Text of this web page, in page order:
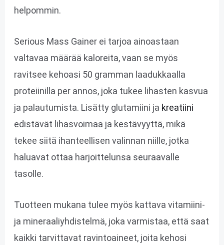
helpommin.
Serious Mass Gainer ei tarjoa ainoastaan
valtavaa määrää kaloreita, vaan se myös
ravitsee kehoasi 50 gramman laadukkaalla
proteiinilla per annos, joka tukee lihasten kasvua
ja palautumista. Lisätty glutamiini ja kreatiini
edistävät lihasvoimaa ja kestävyyttä, mikä
tekee siitä ihanteellisen valinnan niille, jotka
haluavat ottaa harjoittelunsa seuraavalle
tasolle.
Tuotteen mukana tulee myös kattava vitamiini-
ja mineraaliyhdistelmä, joka varmistaa, että saat
kaikki tarvittavat ravintoaineet, joita kehosi